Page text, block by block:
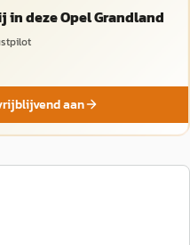
deze Opel Grandland
aan